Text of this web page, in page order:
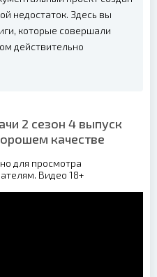
недостаток. Здесь вы
которые совершали
действительно
2 сезон 4 выпуск
качестве
для просмотра
Видео 18+